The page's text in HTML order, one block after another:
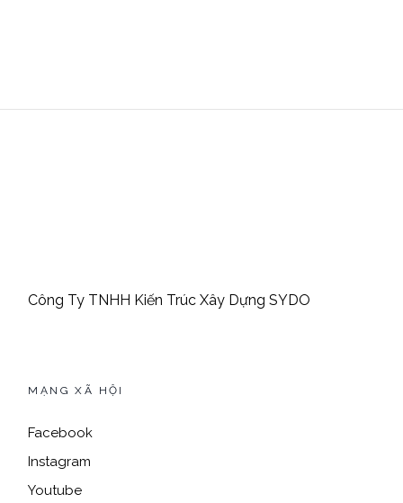
Công Ty TNHH Kiến Trúc Xây Dựng SYDO
MẠNG XÃ HỘI
Facebook
Instagram
Youtube